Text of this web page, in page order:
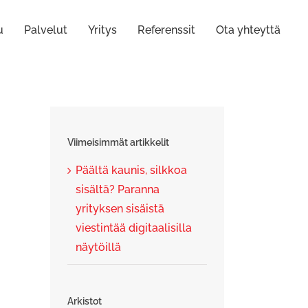
Palvelut Yritys Referenssit Ota yhteyttä
Viimeisimmät artikkelit
Päältä kaunis, silkkoa
sisältä? Paranna
yrityksen sisäistä
viestintää digitaalisilla
näytöillä
Arkistot